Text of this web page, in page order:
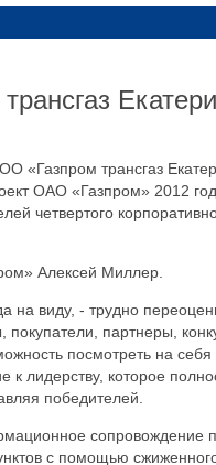
«Газпром трансгаз
ОАО «Газпром» 2012
четвертого
Алексей Миллер.
на виду, - трудно
партнеры,
посмотреть на себя
лидерству, которое
победителей.
сопровождение
с помощью